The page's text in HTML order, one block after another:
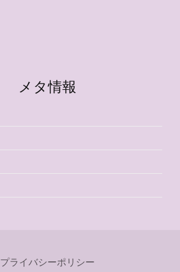
メタ情報
プライバシーポリシー